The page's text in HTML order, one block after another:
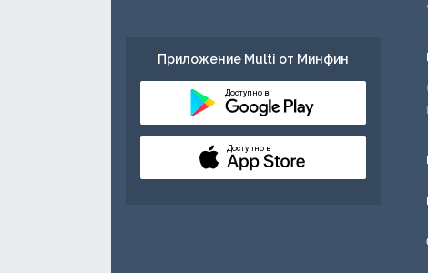
Приложение Multi от Минфин
Доступно в
Доступно в